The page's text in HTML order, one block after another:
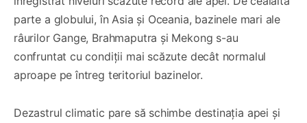
parte a globului, în Asia și Oceania, bazinele mari ale
râurilor Gange, Brahmaputra și Mekong s-au
confruntat cu condiții mai scăzute decât normalul
aproape pe întreg teritoriul bazinelor.
Dezastrul climatic pare să schimbe destinația apei și